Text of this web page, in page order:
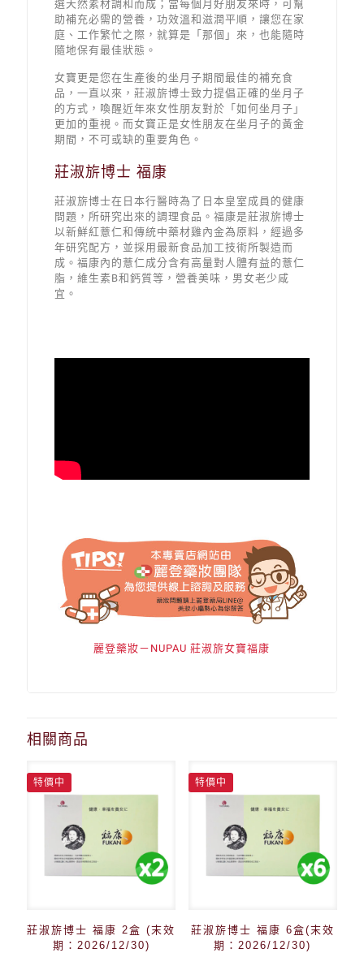
選天然素材調和而成；當每個月好朋友來時，可幫
助補充必需的營養，功效溫和滋潤平順，讓您在家
庭、工作繁忙之際，就算是「那個」來，也能隨時
隨地保有最佳狀態。
女寶更是您在生產後的坐月子期間最佳的補充食
品，一直以來，莊淑旂博士致力提倡正確的坐月子
的方式，喚醒近年來女性朋友對於「如何坐月子」
更加的重視。而女寶正是女性朋友在坐月子的黃金
期間，不可或缺的重要角色。
莊淑旂博士 福康
莊淑旂博士在日本行醫時為了日本皇室成員的健康
問題，所研究出來的調理食品。福康是莊淑旂博士
以新鮮紅薏仁和傳統中藥材雞內金為原料，經過多
年研究配方，並採用最新食品加工技術所製造而
成。福康內的薏仁成分含有高量對人體有益的薏仁
脂，維生素B和鈣質等，營養美味，男女老少咸
宜。
麗登藥妝－NUPAU 莊淑旂女寶福康
相關商品
特價中
莊淑旂博士 福康 2盒 (末效
期：2026/12/30)
特價中
莊淑旂博士 福康 6盒(末效
期：2026/12/30)